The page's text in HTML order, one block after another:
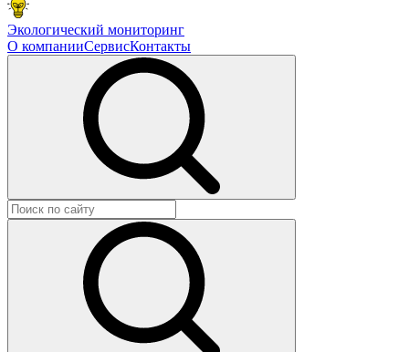
Экологический мониторинг
О компанииСервисКонтакты